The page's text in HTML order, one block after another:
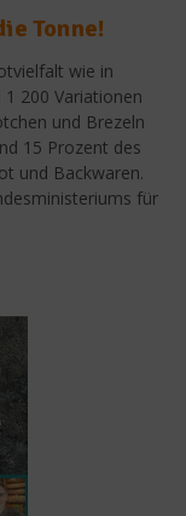
Tonne!
wie in
200 Variationen
und Brezeln
15 Prozent des
und Backwaren.
für